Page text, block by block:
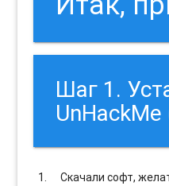
Шаг 1.
Скачали софт,